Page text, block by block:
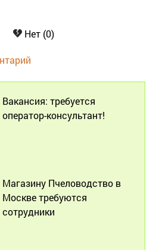
Нет (0)
Вакансия: требуется
оператор-консультант!
Магазину Пчеловодство в
Москве требуются
сотрудники